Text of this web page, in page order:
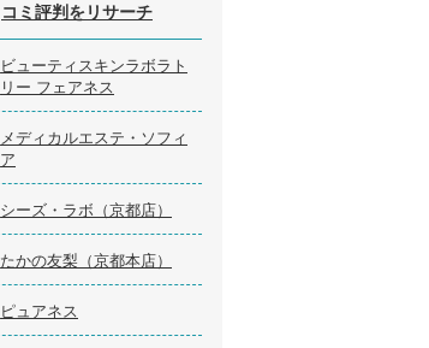
コミ評判をリサーチ
ビューティスキンラボラト
リー フェアネス
メディカルエステ・ソフィ
ア
シーズ・ラボ（京都店）
たかの友梨（京都本店）
ピュアネス